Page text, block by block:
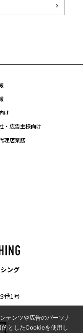
け
・広告主様向け
理店業務
ング
番1号
テンツや広告のパーソナ
としたCookieを使用し